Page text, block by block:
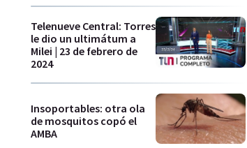
Telenueve Central: Torres
le dio un ultimátum a
Milei | 23 de febrero de
2024
Insoportables: otra ola
de mosquitos copó el
AMBA